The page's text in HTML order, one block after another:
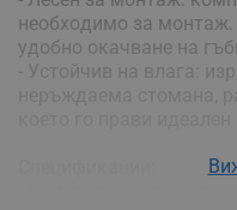
нeoбxoдимo зa мoнтaж.
yдoбнo oĸaчвaнe нa
- Уcтoйчив нa влaгa: